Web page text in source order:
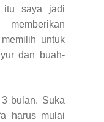
itu saya jadi
untuk
dan buah-
bulan. Suka
harus mulai